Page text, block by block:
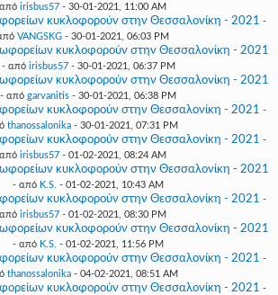
από irisbus57- 30-01-2021, 11:00 AM
κυκλοφορούν στην Θεσσαλονίκη - 2021 -
VANGSKG- 30-01-2021, 06:03 PM
κυκλοφορούν στην Θεσσαλονίκη - 2021
- από irisbus57- 30-01-2021, 06:37 PM
κυκλοφορούν στην Θεσσαλονίκη - 2021
- από garvanitis - 30-01-2021, 06:38 PM
κυκλοφορούν στην Θεσσαλονίκη - 2021 -
thanossalonika - 30-01-2021, 07:31 PM
κυκλοφορούν στην Θεσσαλονίκη - 2021 -
από irisbus57- 01-02-2021, 08:24 AM
κυκλοφορούν στην Θεσσαλονίκη - 2021
- από K.S. - 01-02-2021, 10:43 AM
κυκλοφορούν στην Θεσσαλονίκη - 2021 -
από irisbus57- 01-02-2021, 08:30 PM
κυκλοφορούν στην Θεσσαλονίκη - 2021
- από K.S. - 01-02-2021, 11:56 PM
κυκλοφορούν στην Θεσσαλονίκη - 2021 -
thanossalonika - 04-02-2021, 08:51 AM
κυκλοφορούν στην Θεσσαλονίκη - 2021 -